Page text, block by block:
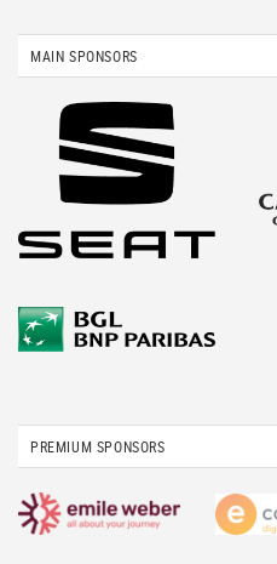
MAIN SPONSORS
PREMIUM SPONSORS